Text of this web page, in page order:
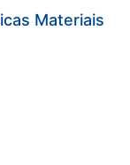
Materiais